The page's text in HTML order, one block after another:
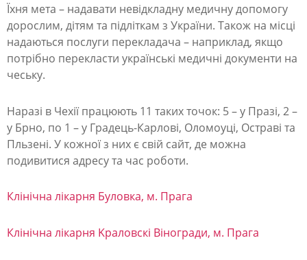
т
р
и
м
т
и
м
е
и
Їхня мета – надавати невідкладну медичну допомогу
дорослим, дітям та підліткам з України. Також на місці
надаються послуги перекладача – наприклад, якщо
потрібно перекласти українські медичні документи на
чеську.
Наразі в Чехії працюють 11 таких точок: 5 – у Празі, 2 –
у Брно, по 1 – у Градець-Карлові, Оломоуці, Остраві та
Пльзені. У кожної з них є свій сайт, де можна
подивитися адресу та час роботи.
Клінічна лікарня Буловка, м. Прага
Клінічна лікарня Kраловскі Віногради, м. Прага